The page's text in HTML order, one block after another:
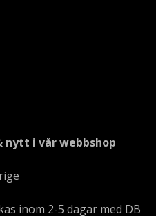
nytt i vår webbshop
inom 2-5 dagar med DB